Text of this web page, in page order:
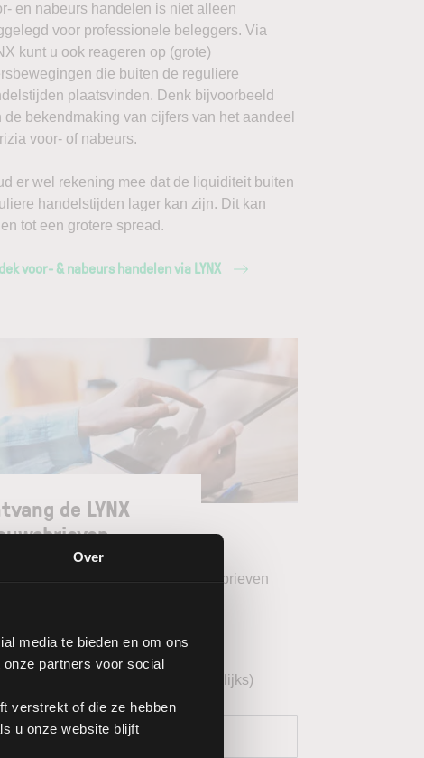
Over
media te bieden en om ons
partners voor social
verstrekt of die ze hebben
u onze website blijft
en nabeurs handelen is niet alleen
voor professionele beleggers. Via
kunt u ook reageren op (grote)
die buiten de reguliere
plaatsvinden. Denk bijvoorbeeld
de bekendmaking van cijfers van het aandeel
voor- of nabeurs.
er wel rekening mee dat de liquiditeit buiten
handelstijden lager kan zijn. Dit kan
tot een grotere spread.
voor- & nabeurs handelen via LYNX
de LYNX
uw gewenste LYNX Nieuwsbrieven
LYNX Morning Call (dagelijks)
Technische analyse BEL20 (wekelijks)